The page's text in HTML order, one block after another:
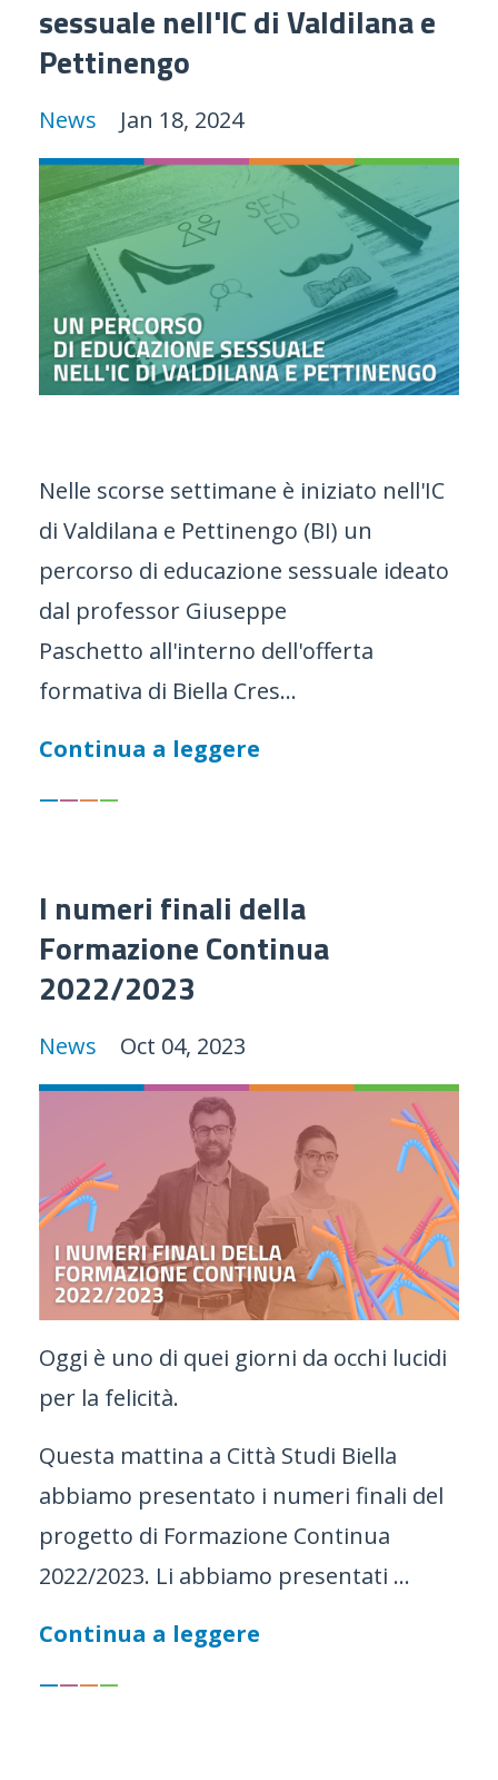
sessuale nell'IC di Valdilana e
Pettinengo
News Jan 18, 2024
Nelle scorse settimane è iniziato nell'IC
di Valdilana e Pettinengo (BI) un
percorso di educazione sessuale ideato
dal professor Giuseppe
Paschetto all'interno dell'offerta
formativa di Biella Cres...
Continua a leggere
————
I numeri finali della
Formazione Continua
2022/2023
News Oct 04, 2023
Oggi è uno di quei giorni da occhi lucidi
per la felicità.
Questa mattina a Città Studi Biella
abbiamo presentato i numeri finali del
progetto di Formazione Continua
2022/2023. Li abbiamo presentati ...
Continua a leggere
————